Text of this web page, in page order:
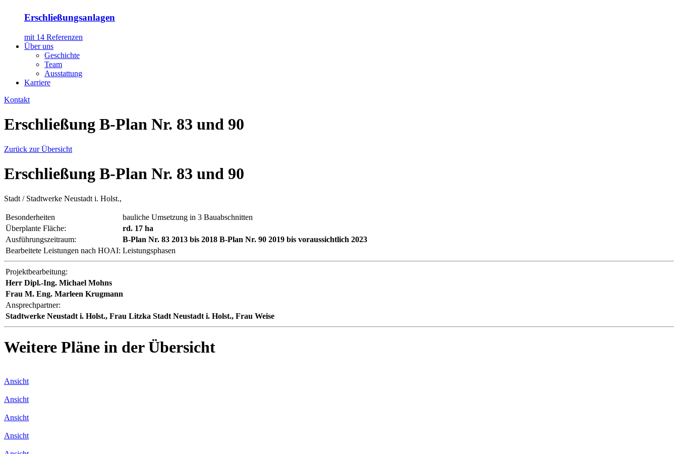
Erschließungsanlagen
mit 14 Referenzen
Über uns
Geschichte
Team
Ausstattung
Karriere
Kontakt
Erschließung B-Plan Nr. 83 und 90
Zurück zur Übersicht
Erschließung B-Plan Nr. 83 und 90
Stadt / Stadtwerke Neustadt i. Holst.,
Besonderheiten
bauliche Umsetzung in 3 Bauabschnitten
Überplante Fläche:
rd. 17 ha
Ausführungszeitraum:
B-Plan Nr. 83 2013 bis 2018 B-Plan Nr. 90 2019 bis voraussichtlich 2023
Bearbeitete Leistungen nach HOAI: Leistungsphasen
Projektbearbeitung:
Herr Dipl.-Ing. Michael Mohns
Frau M. Eng. Marleen Krugmann
Ansprechpartner:
Stadtwerke Neustadt i. Holst., Frau Litzka Stadt Neustadt i. Holst., Frau Weise
Weitere Pläne in der Übersicht
Ansicht
Ansicht
Ansicht
Ansicht